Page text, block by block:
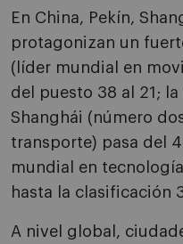
En China, Pekín,
protagonizan un
(líder mundial en
del puesto 38 al 21;
Shanghái (número
transporte) pasa del
mundial en
hasta la clasificación
A nivel global,